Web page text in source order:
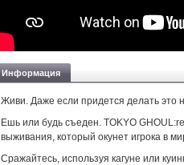
Информация
Живи. Даже если придется делать это
Ешь или будь съеден. TOKYO
выживания, который окунет игрока в
Сражайтесь, используя кагуне или